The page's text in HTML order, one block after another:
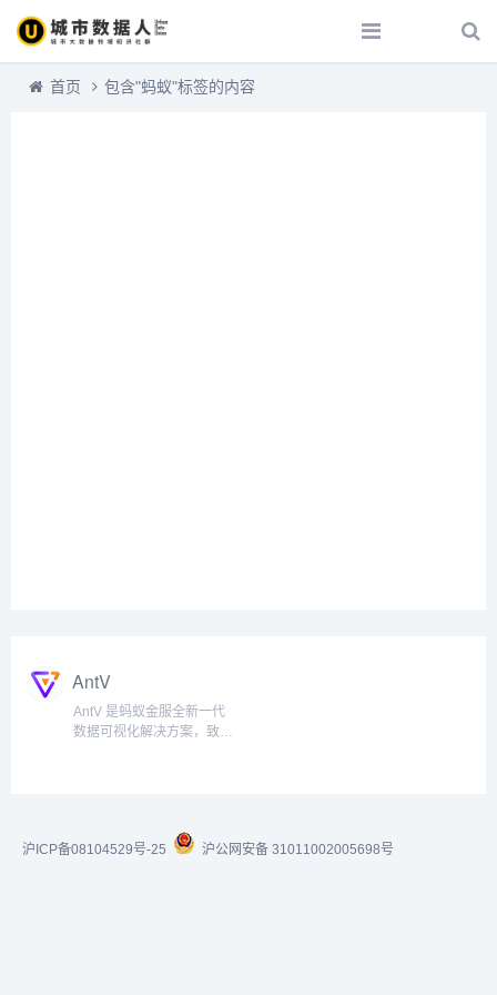
首页 包含"蚂蚁"标签的内容
AntV
AntV 是蚂蚁金服全新一代
数据可视化解决方案，致力
沪ICP备08104529号-25 沪公网安备 31011002005698号